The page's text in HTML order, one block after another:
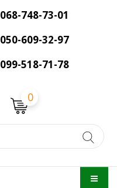
068-748-73-01
050-609-32-97
099-518-71-78
0